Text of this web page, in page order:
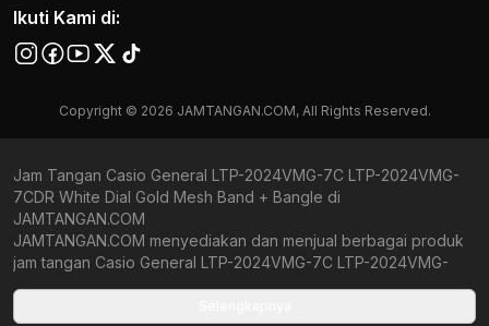
Ikuti Kami di:
Copyright © 2026 JAMTANGAN.COM, All Rights Reserved.
Jam Tangan Casio General LTP-2024VMG-7C LTP-2024VMG-
7CDR White Dial Gold Mesh Band + Bangle di
JAMTANGAN.COM
JAMTANGAN.COM menyediakan dan menjual berbagai produk
jam tangan Casio General LTP-2024VMG-7C LTP-2024VMG-